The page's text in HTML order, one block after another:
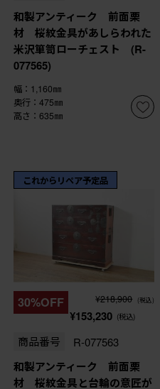
和製アンティーク 前面栗
材 桜紋金具があしらわれた
米沢箪笥ローチェスト (R-
077565)
幅：1,160㎜
奥行：475㎜
高さ：635㎜
これからリペア予定品
30%OFF ¥218,900 (税込)
¥153,230 (税込)
商品番号 R-077563
和製アンティーク 前面栗
材 桜紋金具と台輪の意匠が